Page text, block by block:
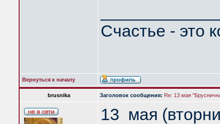
Счастье - это
Вернуться к началу
brusnika Заголовок сообщения: Re: 13 мая
13 мая